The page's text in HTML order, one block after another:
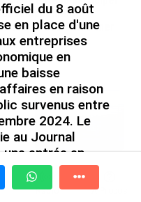
développement
des Outre-mer
08/2026
Radio A Propos
du 8 août
en place d'une
entreprises
en
baisse
en raison
survenus entre
2024. Le
au Journal
entrée en